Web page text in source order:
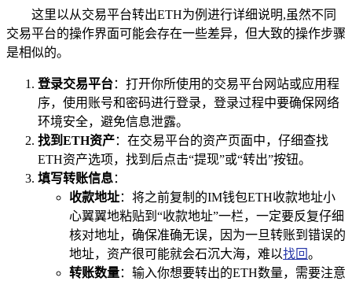
这里以从交易平台转出ETH为例进行详细说明,虽然不同
交易平台的操作界面可能会存在一些差异，但大致的操作步骤
是相似的。
登录交易平台：打开你所使用的交易平台网站或应用程
序，使用账号和密码进行登录，登录过程中要确保网络
环境安全，避免信息泄露。
找到ETH资产：在交易平台的资产页面中，仔细查找
ETH资产选项，找到后点击“提现”或“转出”按钮。
填写转账信息：
收款地址：将之前复制的IM钱包ETH收款地址小
心翼翼地粘贴到“收款地址”一栏，一定要反复仔细
核对地址，确保准确无误，因为一旦转账到错误的
地址，资产很可能就会石沉大海，难以找回。
转账数量：输入你想要转出的ETH数量，需要注意